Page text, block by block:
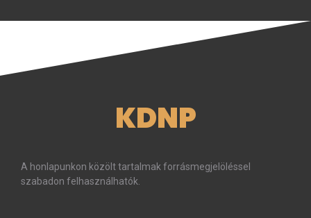
KDNP
A honlapunkon közölt tartalmak forrásmegjelöléssel
szabadon felhasználhatók.